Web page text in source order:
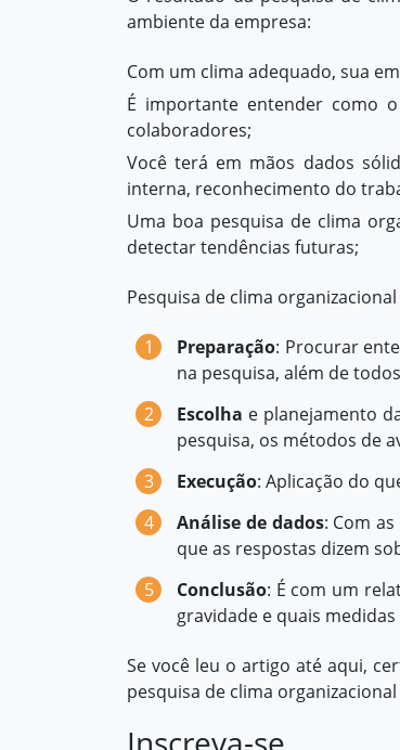
ambiente da empresa:
Com um clima adequado, sua
É importante entender como
colaboradores;
Você terá em mãos dados
interna, reconhecimento do
Uma boa pesquisa de clima
detectar tendências futuras;
Pesquisa de clima
Preparação: Procurar
na pesquisa, além de
Escolha e planejamento
pesquisa, os métodos de
Execução: Aplicação do
Análise de dados: Com
que as respostas dizem
Conclusão: É com um
gravidade e quais
Se você leu o artigo até aqui,
pesquisa de clima